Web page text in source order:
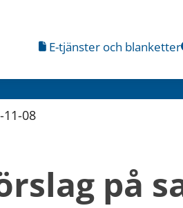
E-tjänster och blanketter
11-08
på